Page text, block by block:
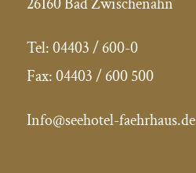
Tel:04403 / 600-0
Fax:04403 / 600 500
Info@seehotel-faehrhaus.de